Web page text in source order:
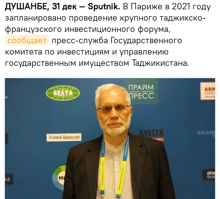
ДУШАНБЕ, 31 дек — Sputnik. В Париже в 2021 году
запланировано проведение крупного таджикско-
французского инвестиционного форума,
сообщает пресс-служба Государственного
комитета по инвестициям и управлению
государственным имуществом Таджикистана.